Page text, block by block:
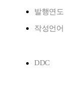
발행연도
작성언어
DDC